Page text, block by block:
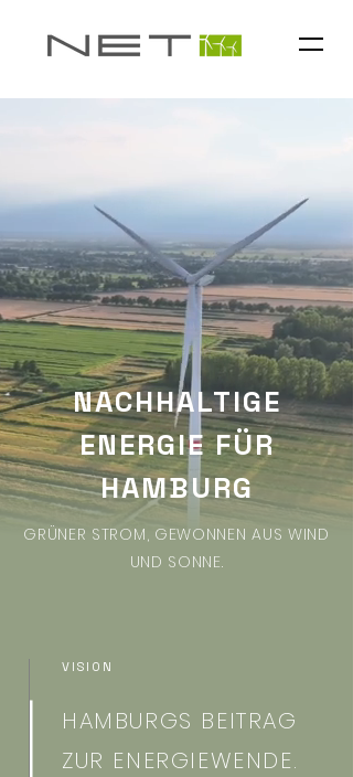
NACHHALTIGE
ENERGIE FÜR
HAMBURG
GRÜNER STROM, GEWONNEN AUS WIND
UND SONNE.
VISION
HAMBURGS BEITRAG
ZUR ENERGIEWENDE.